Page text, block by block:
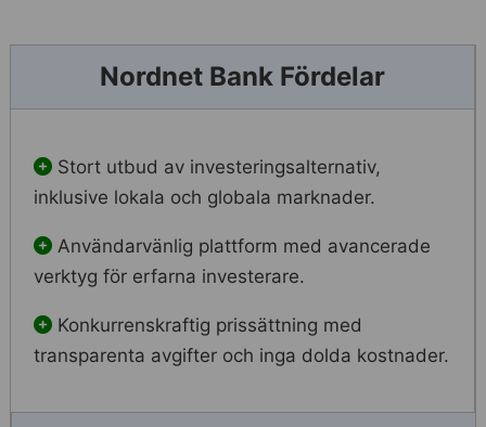
Nordnet Bank Fördelar
Stort utbud av investeringsalternativ,
inklusive lokala och globala marknader.
Användarvänlig plattform med avancerade
verktyg för erfarna investerare.
Konkurrenskraftig prissättning med
transparenta avgifter och inga dolda kostnader.